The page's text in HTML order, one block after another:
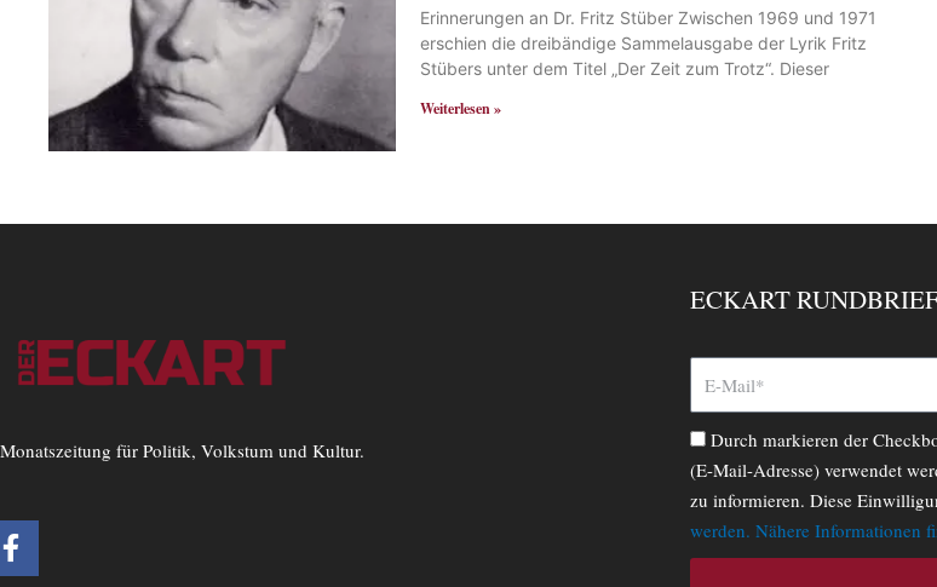
Erinnerungen an Dr. Fritz Stüber Zwischen 1969 und 1971
erschien die dreibändige Sammelausgabe der Lyrik Fritz
Stübers unter dem Titel „Der Zeit zum Trotz“. Dieser
Weiterlesen »
Monatszeitung für Politik, Volkstum und Kultur.
F
a
ECKART
Durch markieren der
(E-Mail-Adresse) verwendet
zu informieren. Diese
werden. Nähere Informationen